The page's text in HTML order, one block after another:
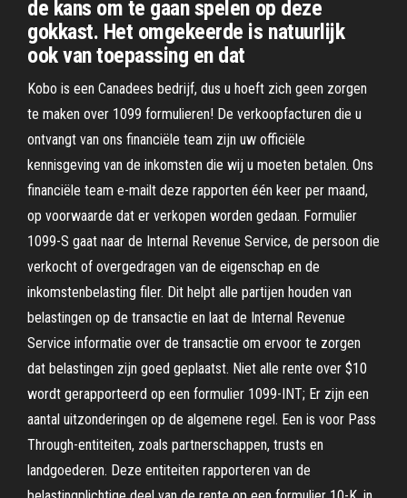
de kans om te gaan spelen op deze
gokkast. Het omgekeerde is natuurlijk
ook van toepassing en dat
Kobo is een Canadees bedrijf, dus u hoeft zich geen zorgen
te maken over 1099 formulieren! De verkoopfacturen die u
ontvangt van ons financiële team zijn uw officiële
kennisgeving van de inkomsten die wij u moeten betalen. Ons
financiële team e-mailt deze rapporten één keer per maand,
op voorwaarde dat er verkopen worden gedaan. Formulier
1099-S gaat naar de Internal Revenue Service, de persoon die
verkocht of overgedragen van de eigenschap en de
inkomstenbelasting filer. Dit helpt alle partijen houden van
belastingen op de transactie en laat de Internal Revenue
Service informatie over de transactie om ervoor te zorgen
dat belastingen zijn goed geplaatst. Niet alle rente over $10
wordt gerapporteerd op een formulier 1099-INT; Er zijn een
aantal uitzonderingen op de algemene regel. Een is voor Pass
Through-entiteiten, zoals partnerschappen, trusts en
landgoederen. Deze entiteiten rapporteren van de